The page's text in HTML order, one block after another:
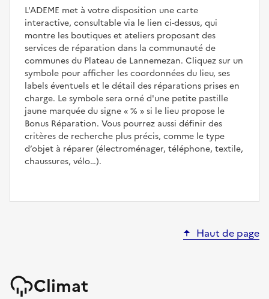
L'ADEME met à votre disposition une carte
interactive, consultable via le lien ci-dessus, qui
montre les boutiques et ateliers proposant des
services de réparation dans la communauté de
communes du Plateau de Lannemezan. Cliquez sur un
symbole pour afficher les coordonnées du lieu, ses
labels éventuels et le détail des réparations prises en
charge. Le symbole sera orné d'une petite pastille
jaune marquée du signe
%
si le lieu propose le
Bonus Réparation. Vous pourrez aussi définir des
critères de recherche plus précis, comme le type
d’objet à réparer (électroménager, téléphone, textile,
chaussures, vélo…).
Haut de page
Climat